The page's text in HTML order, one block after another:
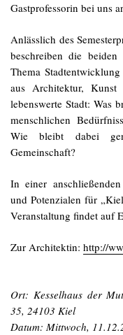
Gastprofessorin bei uns
Anlässlich des
beschreiben die
Thema
aus Architektur,
lebenswerte Stadt: Was
menschlichen
Wie bleibt dabei
Gemeinschaft?
In einer
und Potenzialen für
Veranstaltung findet auf
Zur Architektin: http://
Ort: Kesselhaus der
35, 24103 Kiel
Datum: Mittwoch,